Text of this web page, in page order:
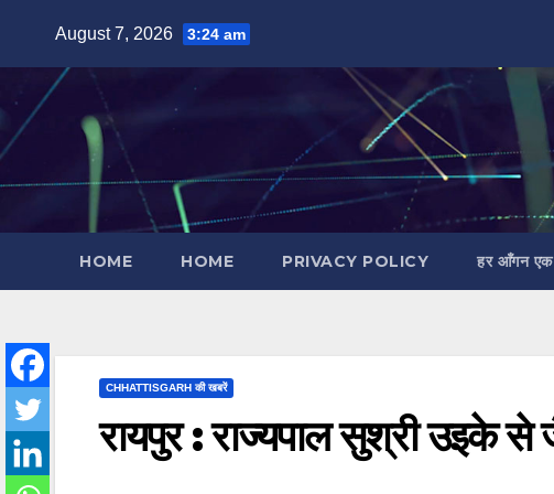
content
August 7, 2026 3:24 am
HOME HOME PRIVACY POLICY हर आँगन
CHHATTISGARH की खबरें
रायपुर : राज्यपाल सुश्री उइके